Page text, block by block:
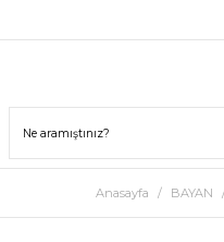
Anasayfa BAYAN